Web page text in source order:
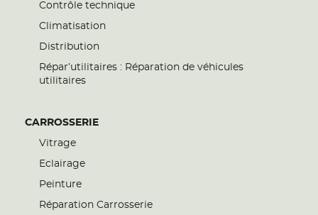
Contrôle technique
Climatisation
Distribution
Répar’utilitaires : Réparation de véhicules
utilitaires
CARROSSERIE
Vitrage
Eclairage
Peinture
Réparation Carrosserie